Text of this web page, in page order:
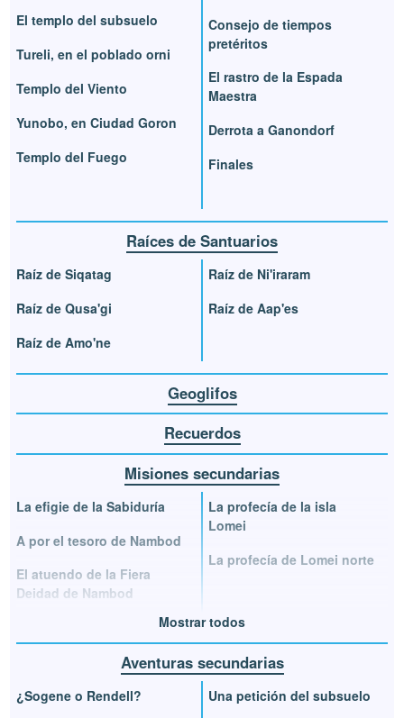
El templo del subsuelo
Tureli, en el poblado orni
Templo del Viento
Yunobo, en Ciudad Goron
Templo del Fuego
Consejo de tiempos
pretéritos
El rastro de la Espada
Maestra
Derrota a Ganondorf
Finales
Raíces de Santuarios
Raíz de Siqatag
Raíz de Qusa'gi
Raíz de Amo'ne
Raíz de Ni'iraram
Raíz de Aap'es
Geoglifos
Recuerdos
Misiones secundarias
La efigie de la Sabiduría
A por el tesoro de Nambod
El atuendo de la Fiera
Deidad de Nambod
La profecía de la isla
Lomei
La profecía de Lomei norte
Mostrar todos
Aventuras secundarias
¿Sogene o Rendell?
Una petición del subsuelo